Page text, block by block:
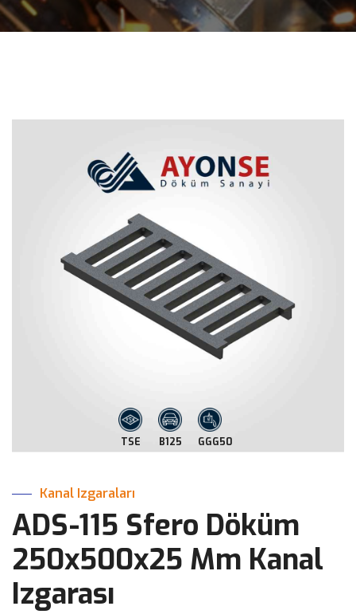
TSE B125 GGG50
Kanal Izgaraları
ADS-115 Sfero Döküm
250x500x25 Mm Kanal
Izgarası